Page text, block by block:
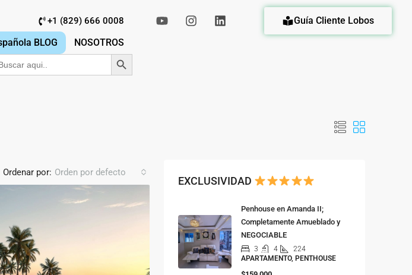
+1 (829) 666 0008
Guía Cliente Lobos
BLOG
NOSOTROS
Botón de búsqueda
Ordenar por: Orden por defecto
EXCLUSIVIDAD
Penhouse en Amanda II;
Completamente Amueblado y
NEGOCIABLE
3 4
224
APARTAMENTO, PENTHOUSE